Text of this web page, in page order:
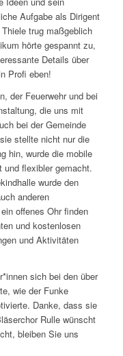
Aufgabe als Dirigent
trug maßgeblich
hörte gespannt zu,
Details über
Profi eben!
der Feuerwehr und bei
die uns mit
bei der Gemeinde
stellte nicht nur die
hin, wurde die mobile
und flexibler gemacht.
wurde den
anderen
offenes Ohr finden
und kostenlosen
und Aktivitäten
sich bei den über
wie der Funke
Danke, dass sie
Rulle wünscht
bleiben Sie uns